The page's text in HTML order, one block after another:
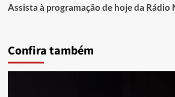
Assista à programação de hoje da Rádio
Confira também